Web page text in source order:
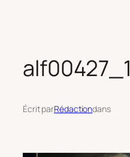
alf00427_1
Écrit parRédactiondans